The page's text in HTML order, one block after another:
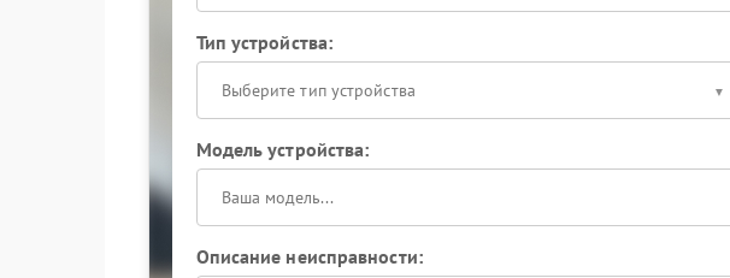
Тип устройства:
Выберите тип устройства
Модель устройства:
Описание неисправности: